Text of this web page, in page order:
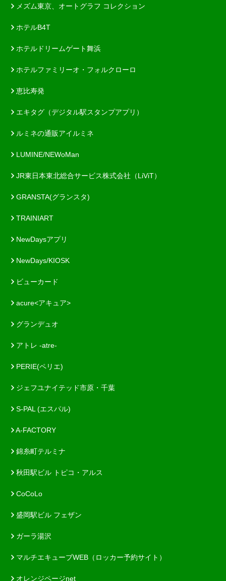
メズム東京、オートグラフ コレクション
ホテルB4T
ホテルドリームゲート舞浜
ホテルファミリーオ・フォルクローロ
恵比寿発
エキタグ（デジタル駅スタンプアプリ）
ルミネの通販アイルミネ
LUMINE/NEWoMan
JR東日本東北総合サービス株式会社（LiViT）
GRANSTA(グランスタ)
TRAINIART
NewDaysアプリ
NewDays/KIOSK
ビューカード
acure<アキュア>
グランデュオ
アトレ -atre-
PERIE(ペリエ)
ジェフユナイテッド市原・千葉
S-PAL (エスパル)
A-FACTORY
錦糸町テルミナ
秋田駅ビル トピコ・アルス
CoCoLo
盛岡駅ビル フェザン
ガーラ湯沢
マルチエキューブWEB（ロッカー予約サイト）
オレンジページnet